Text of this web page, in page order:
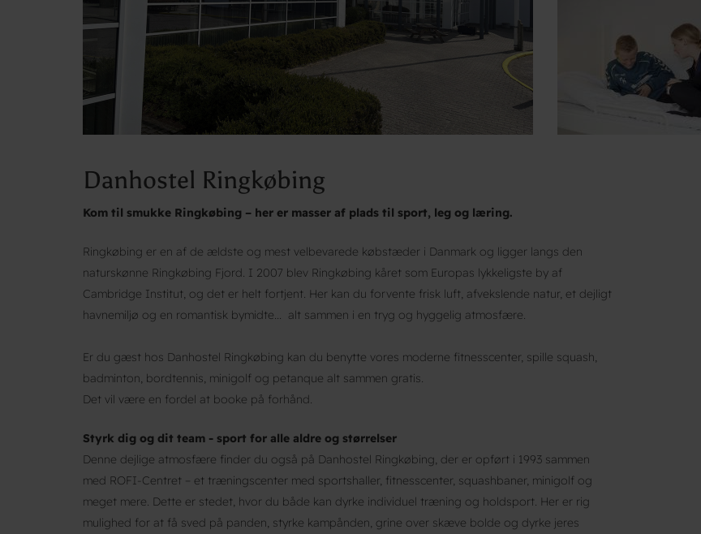
Danhostel Ringkøbing
Kom til smukke Ringkøbing – her er masser af plads til sport, leg og læring.
Ringkøbing er en af de ældste og mest velbevarede købstæder i Danmark og ligger langs den
naturskønne Ringkøbing Fjord. I 2007 blev Ringkøbing kåret som Europas lykkeligste by af
Cambridge Institut, og det er helt fortjent. Her kan du forvente frisk luft, afvekslende natur, et dejligt
havnemiljø og en romantisk bymidte... alt sammen i en tryg og hyggelig atmosfære.
Er du gæst hos Danhostel Ringkøbing kan du benytte vores moderne fitnesscenter, spille squash,
badminton, bordtennis, minigolf og petanque alt sammen gratis.
Det vil være en fordel at booke på forhånd.
Styrk dig og dit team - sport for alle aldre og størrelser
Denne dejlige atmosfære finder du også på Danhostel Ringkøbing, der er opført i 1993 sammen
med ROFI-Centret – et træningscenter med sportshaller, fitnesscenter, squashbaner, minigolf og
meget mere. Dette er stedet, hvor du både kan dyrke individuel træning og holdsport. Her er rig
mulighed for at få sved på panden, styrke kampånden, grine over skæve bolde og dyrke jeres